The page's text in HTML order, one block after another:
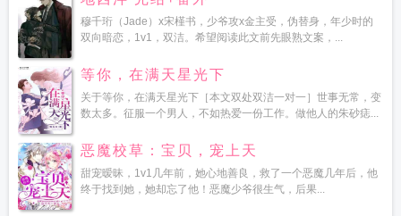
穆千珩（Jade）x宋槿书，少爷攻x金主受，伪替身，年少时的
双向暗恋，1v1，双洁。希望阅读此文前先眼熟文案，...
等你，在满天星光下
关于等你，在满天星光下［本文双处双洁一对一］世事无常，变
数太多。征服一个男人，不如热爱一份工作。做他人的朱砂痣...
恶魔校草：宝贝，宠上天
甜宠暧昧，1v1几年前，她心地善良，救了一个恶魔几年后，他
终于找到她，她却忘了他！恶魔少爷很生气，后果...